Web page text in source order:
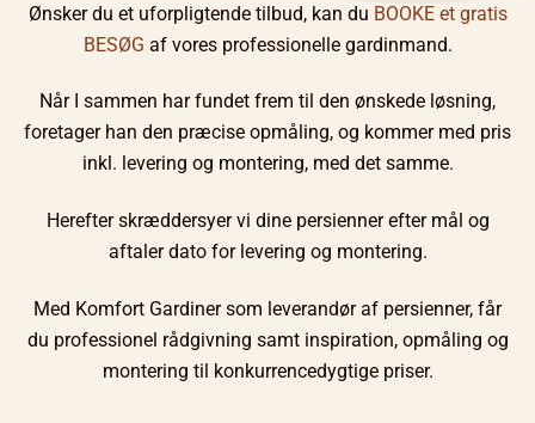
Ønsker du et uforpligtende tilbud, kan du BOOKE et gratis
BESØG af vores professionelle gardinmand.
Når I sammen har fundet frem til den ønskede løsning,
foretager han den præcise opmåling, og kommer med pris
inkl. levering og montering, med det samme.
Herefter skræddersyer vi dine persienner efter mål og
aftaler dato for levering og montering.
Med Komfort Gardiner som leverandør af persienner, får
du professionel rådgivning samt inspiration, opmåling og
montering til konkurrencedygtige priser.